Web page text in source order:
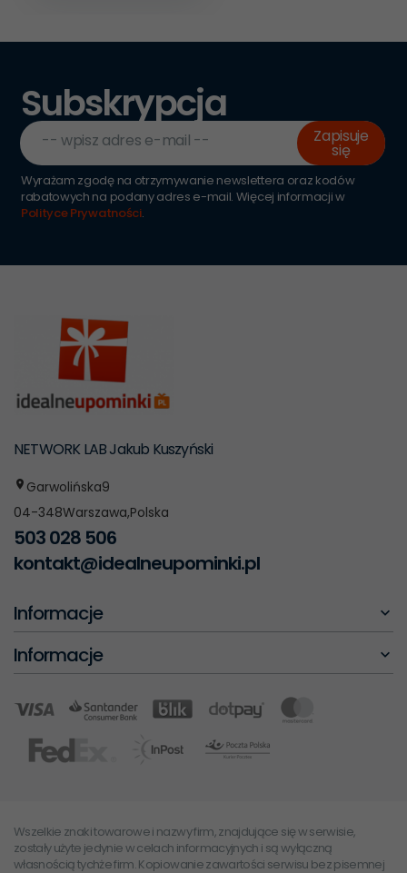
Subskrypcja
-- wpisz adres e-mail -- Zapisuje
się
Wyrażam zgodę na otrzymywanie newslettera oraz kodów
rabatowych na podany adres e-mail. Więcej informacji w
Polityce Prywatności.
NETWORK LAB Jakub Kuszyński
Garwolińska9
04-348Warszawa,Polska
503 028 506
kontakt@idealneupominki.pl
Informacje
Informacje
Wszelkie znaki towarowe i nazwy firm, znajdujące się w serwisie,
zostały użyte jedynie w celach informacyjnych i są wyłączną
własnością tychże firm. Kopiowanie zawartości serwisu bez pisemnej